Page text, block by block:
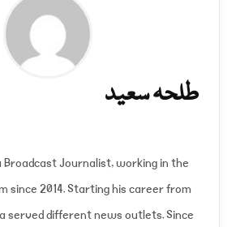
طلحہ سعید
Broadcast Journalist, working in the
since 2014. Starting his career from
served different news outlets. Since